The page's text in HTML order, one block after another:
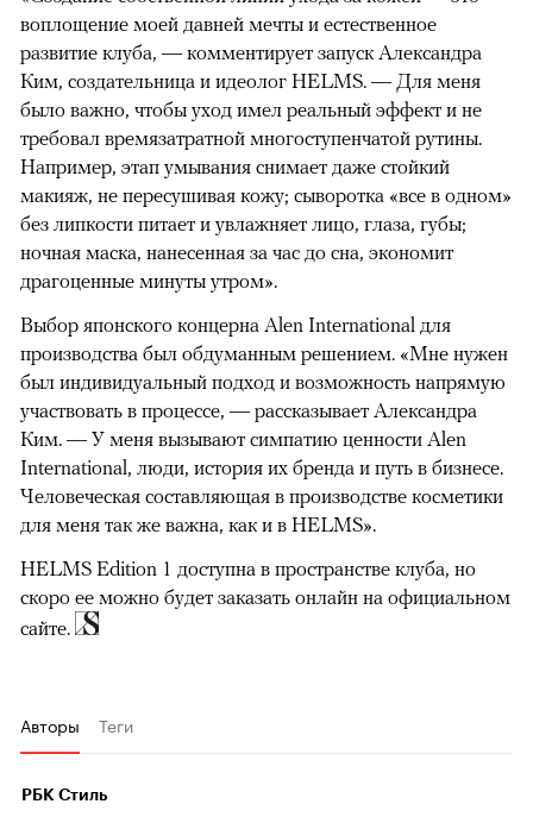
воплощение моей давней мечты и естественное
развитие клуба, — комментирует запуск Александра
Ким, создательница и идеолог HELMS. — Для меня
было важно, чтобы уход имел реальный эффект и не
требовал времязатратной многоступенчатой рутины.
Например, этап умывания снимает даже стойкий
макияж, не пересушивая кожу; сыворотка «все в одном»
без липкости питает и увлажняет лицо, глаза, губы;
ночная маска, нанесенная за час до сна, экономит
драгоценные минуты утром».
Выбор японского концерна Alen International для
производства был обдуманным решением. «Мне нужен
был индивидуальный подход и возможность напрямую
участвовать в процессе, — рассказывает Александра
Ким. — У меня вызывают симпатию ценности Alen
International, люди, история их бренда и путь в бизнесе.
Человеческая составляющая в производстве косметики
для меня так же важна, как и в HELMS».
HELMS Edition 1 доступна в пространстве клуба, но
скоро ее можно будет заказать онлайн на официальном
сайте.
Авторы Теги
РБК Стиль